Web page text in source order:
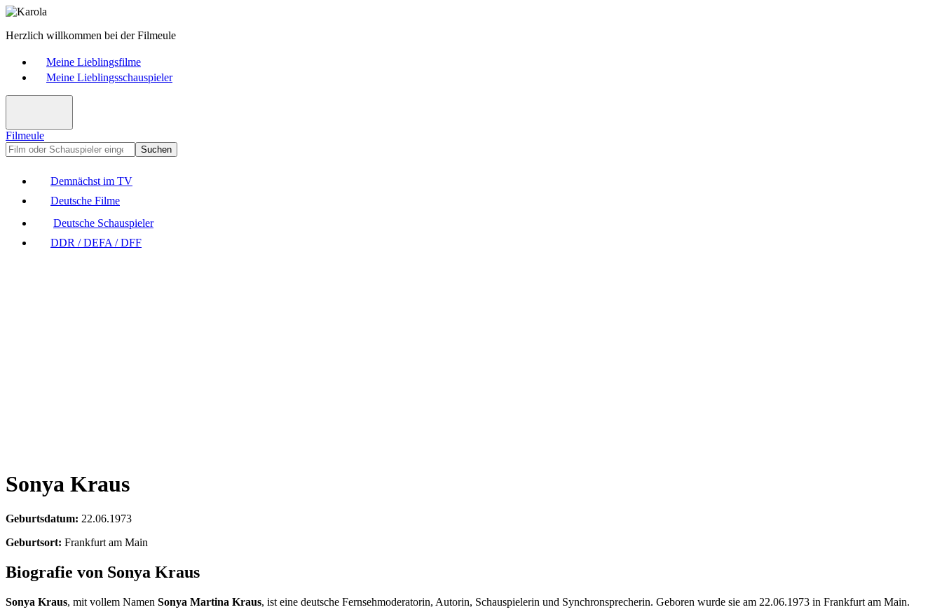
Herzlich willkommen bei der Filmeule
Meine Lieblingsfilme
Meine Lieblingsschauspieler
Filmeule
Suchen
Demnächst im TV
Deutsche Filme
Deutsche Schauspieler
DDR / DEFA / DFF
Sonya Kraus
Geburtsdatum: 22.06.1973
Geburtsort: Frankfurt am Main
Biografie von Sonya Kraus
Sonya Kraus, mit vollem Namen Sonya Martina Kraus, ist eine deutsche Fernsehmoderatorin, Autorin, Schauspielerin und Synchronsprecherin. Geboren wurde sie am 22.06.1973 in Frankfurt am Main.